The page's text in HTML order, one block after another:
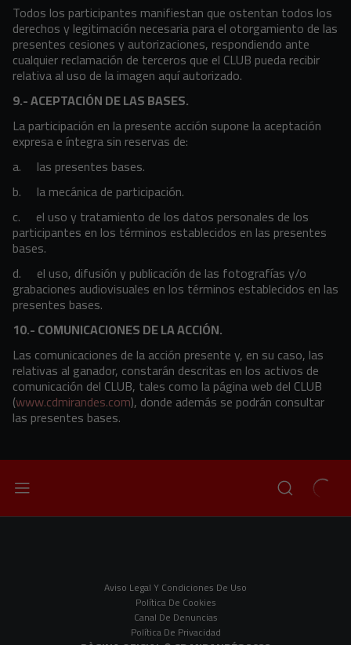
Todos los participantes manifiestan que ostentan todos los
derechos y legitimación necesaria para el otorgamiento de las
presentes cesiones y autorizaciones, respondiendo ante
cualquier reclamación de terceros que el CLUB pueda recibir
relativa al uso de la imagen aquí autorizado.
9.- ACEPTACIÓN DE LAS BASES.
La participación en la presente acción supone la aceptación
expresa e íntegra sin reservas de:
a. las presentes bases.
b. la mecánica de participación.
c. el uso y tratamiento de los datos personales de los
participantes en los términos establecidos en las presentes
bases.
d. el uso, difusión y publicación de las fotografías y/o
grabaciones audiovisuales en los términos establecidos en las
presentes bases.
10.- COMUNICACIONES DE LA ACCIÓN.
Las comunicaciones de la acción presente y, en su caso, las
relativas al ganador, constarán descritas en los activos de
comunicación del CLUB, tales como la página web del CLUB
(www.cdmirandes.com), donde además se podrán consultar
las presentes bases.
Aviso Legal Y Condiciones De Uso
Política De Cookies
Canal De Denuncias
Política De Privacidad